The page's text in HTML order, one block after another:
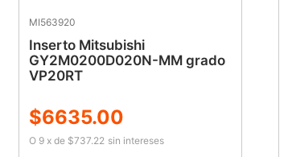
MI563920
Inserto Mitsubishi
GY2M0200D020N-MM grado
VP20RT
$6635.00
O 9 x de $737.22 sin intereses